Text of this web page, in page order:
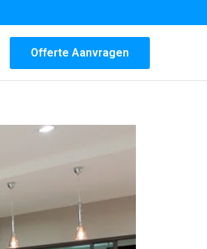
Offerte Aanvragen